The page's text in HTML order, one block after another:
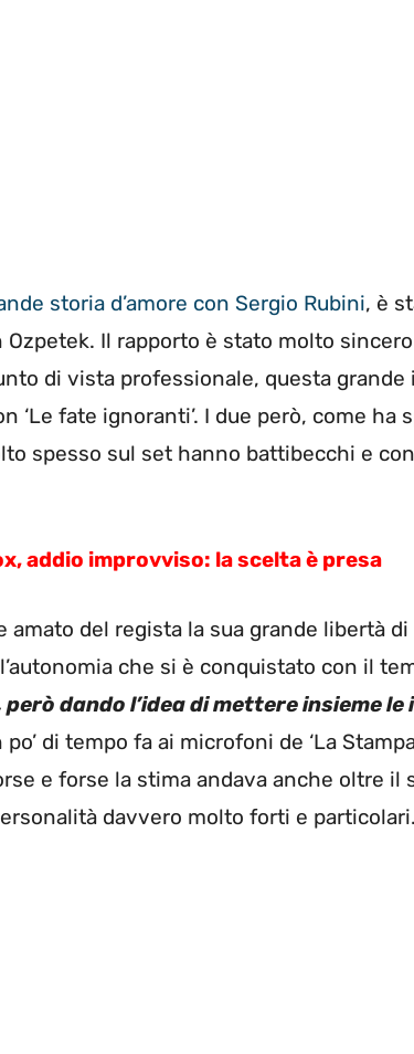
storia d’amore con Sergio Rubini, è
Ozpetek. Il rapporto è stato molto
di vista professionale, questa
‘Le fate ignoranti’. I due però, come ha
spesso sul set hanno battibecchi e
addio improvviso: la scelta è presa
amato del regista la sua grande libertà
che si è conquistato con il
dando l’idea di mettere insieme
di tempo fa ai microfoni de ‘La
e forse la stima andava anche oltre il
davvero molto forti e particolari.